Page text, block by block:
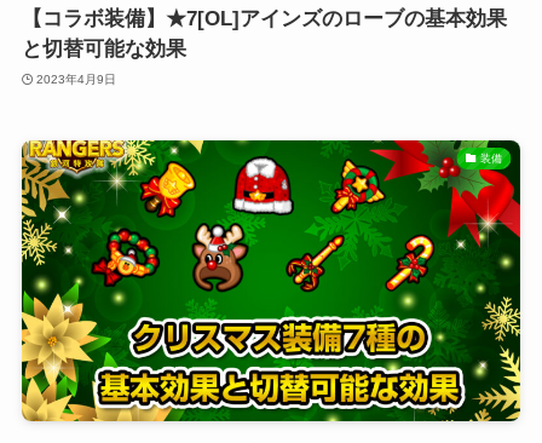
【コラボ装備】★7[OL]アインズのローブの基本効果
と切替可能な効果
2023年4月9日
装備